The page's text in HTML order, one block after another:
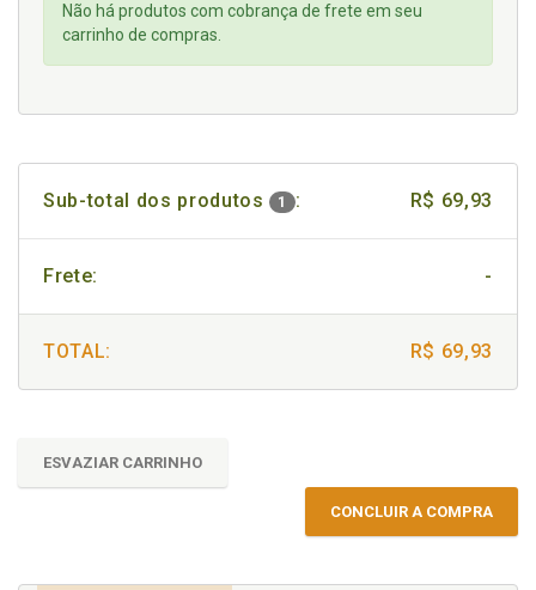
Não há produtos com cobrança de frete em seu
carrinho de compras.
Sub-total dos produtos 1 : R$ 69,93
Frete: -
TOTAL: R$ 69,93
ESVAZIAR CARRINHO
CONCLUIR A COMPRA